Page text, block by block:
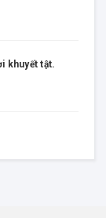
khuyết tật.